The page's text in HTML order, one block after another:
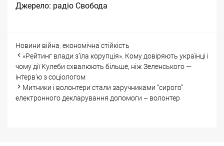
Джерело: радіо Свобода
Categories
Новини Tags
війна, економічна стійкість
Post
navigation
«Рейтинг влади з’їла корупція». Кому довіряють українці і
чому дії Кулеби схвалюють більше, ніж Зеленського —
інтерв’ю з соціологом
Митники і волонтери стали заручниками “сирого”
електронного декларування допомоги – волонтер